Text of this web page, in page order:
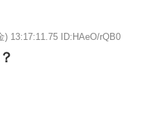
) 13:17:11.75 ID:HAeO/rQB0